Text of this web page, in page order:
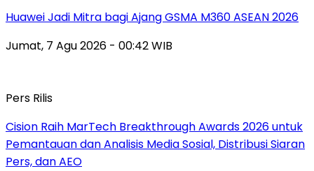
Huawei Jadi Mitra bagi Ajang GSMA M360 ASEAN 2026
Jumat, 7 Agu 2026 - 00:42 WIB
Pers Rilis
Cision Raih MarTech Breakthrough Awards 2026 untuk
Pemantauan dan Analisis Media Sosial, Distribusi Siaran
Pers, dan AEO